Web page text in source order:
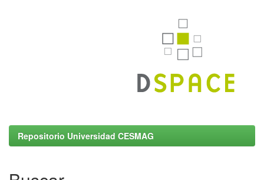
Repositorio Universidad CESMAG